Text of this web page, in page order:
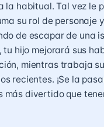
la habitual. Tal vez le
su rol de personaje
de escapar de una
hijo mejorará sus
mientras trabaja
recientes. ¡Se la
más divertido que